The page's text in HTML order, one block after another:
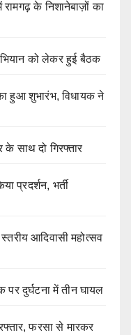
के निशानेबाज़ों का
को लेकर हुई बैठक
हुआ शुभारंभ, विधायक ने
के साथ दो गिरफ्तार
प्रदर्शन, भर्ती
आदिवासी महोत्सव
दुर्घटना में तीन घायल
फरसा से मारकर